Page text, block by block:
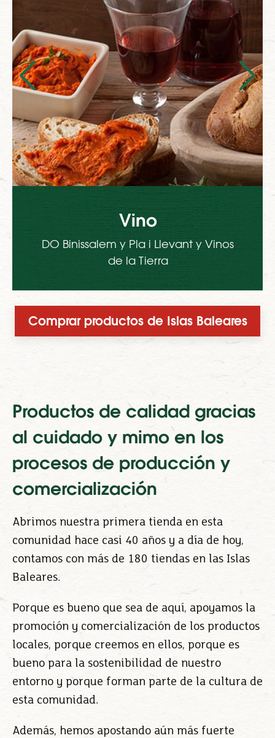
Vino
DO Binissalem y Pla i Llevant y Vinos
de la Tierra
Comprar productos de Islas Baleares
Productos de calidad gracias
al cuidado y mimo en los
procesos de producción y
comercialización
Abrimos nuestra primera tienda en esta
comunidad hace casi 40 años y a día de hoy,
contamos con más de 180 tiendas en las Islas
Baleares.
Porque es bueno que sea de aquí, apoyamos la
promoción y comercialización de los productos
locales, porque creemos en ellos, porque es
bueno para la sostenibilidad de nuestro
entorno y porque forman parte de la cultura de
esta comunidad.
Además, hemos apostando aún más fuerte